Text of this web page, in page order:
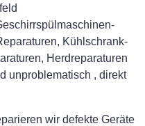
Kühlschrank-
Herdreparaturen
unproblematisch , direkt
wir defekte Geräte